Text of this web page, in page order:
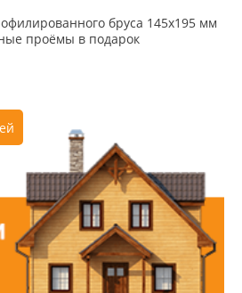
бруса 145х195 мм
проёмы в подарок